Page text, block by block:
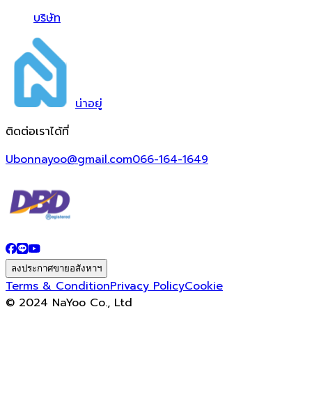
บริษัท
น่าอยู่
ติดต่อเราได้ที่
Ubonnayoo@gmail.com066-164-1649
ลงประกาศขายอสังหาฯ
Terms & ConditionPrivacy PolicyCookie
© 2024 NaYoo Co., Ltd